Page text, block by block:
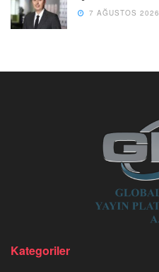
7 AĞUSTOS 2026
Kategoriler